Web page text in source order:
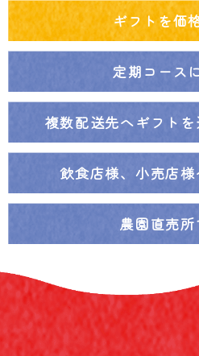
ギフトを価
定期コース
複数配送先へギフト
飲食店様、小売店
農園直売所